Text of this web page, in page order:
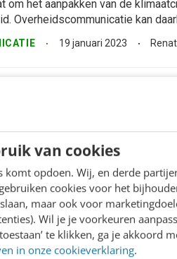
van cookies
opdoen. Wij, en derde
cookies voor het
maar ook voor
Wil je je voorkeuren
te klikken, ga je akkoord
in onze cookieverklaring.
om het aanpakken van de
Overheidscommunicatie kan
19 januari 2023
mis in het hele systeem van
te breien....
8 november 2021
in ander